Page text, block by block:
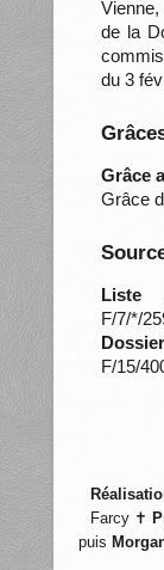
de la
du 3
Grâce
Grâce
Liste
F/7/*/
F/15/
Farcy ✝
puis